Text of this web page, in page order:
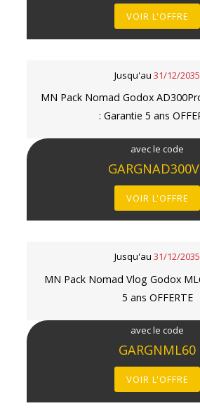
VOIR L'OFFRE
Jusqu'au 31/12/2035
MN Pack Nomad Godox
: Garantie 5 ans
avec le code
VOIR L'OFFRE
Jusqu'au 31/12/2035
MN Pack Nomad Vlog Godox
5 ans OFFERTE
avec le code
GARGNML60
VOIR L'OFFRE